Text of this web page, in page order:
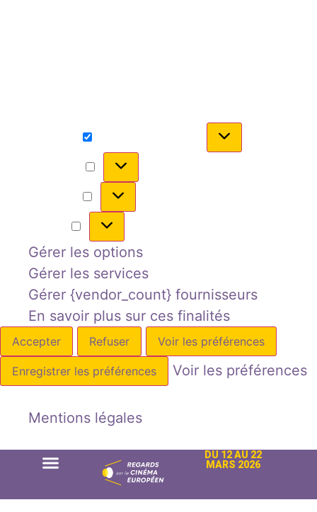
Gérer les options
Gérer les services
Gérer {vendor_count} fournisseurs
En savoir plus sur ces finalités
Accepter Refuser Voir les préférences
Enregistrer les préférences Voir les préférences
Mentions légales
DU 12 AU 22
MARS 2026